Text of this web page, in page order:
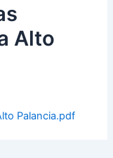
Alto
Palancia.pdf